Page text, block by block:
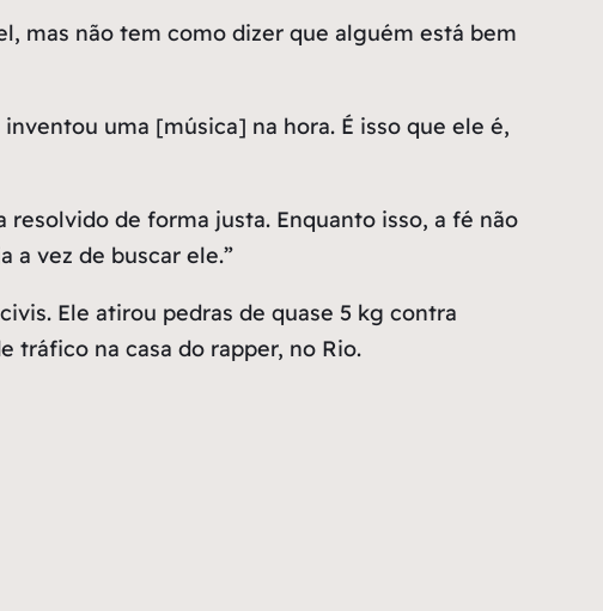
mas não tem como dizer que alguém está bem
uma [música] na hora. É isso que ele é,
de forma justa. Enquanto isso, a fé não
a vez de buscar ele.”
Ele atirou pedras de quase 5 kg contra
tráfico na casa do rapper, no Rio.